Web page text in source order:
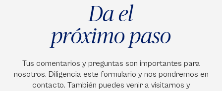
Da el
próximo paso
Tus comentarios y preguntas son importantes para
nosotros. Diligencia este formulario y nos pondremos en
contacto. También puedes venir a visitarnos y